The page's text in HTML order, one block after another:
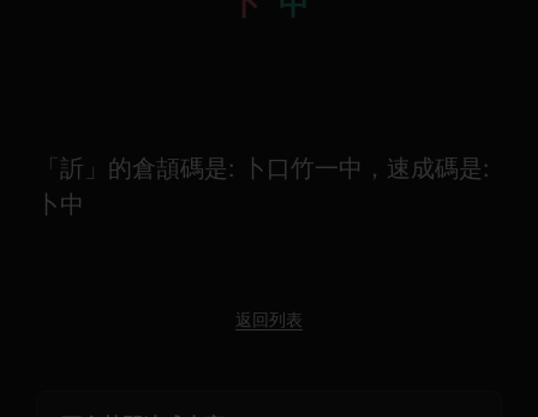
「訢」的倉頡碼是: 卜口竹一中，速成碼是:
卜中
返回列表